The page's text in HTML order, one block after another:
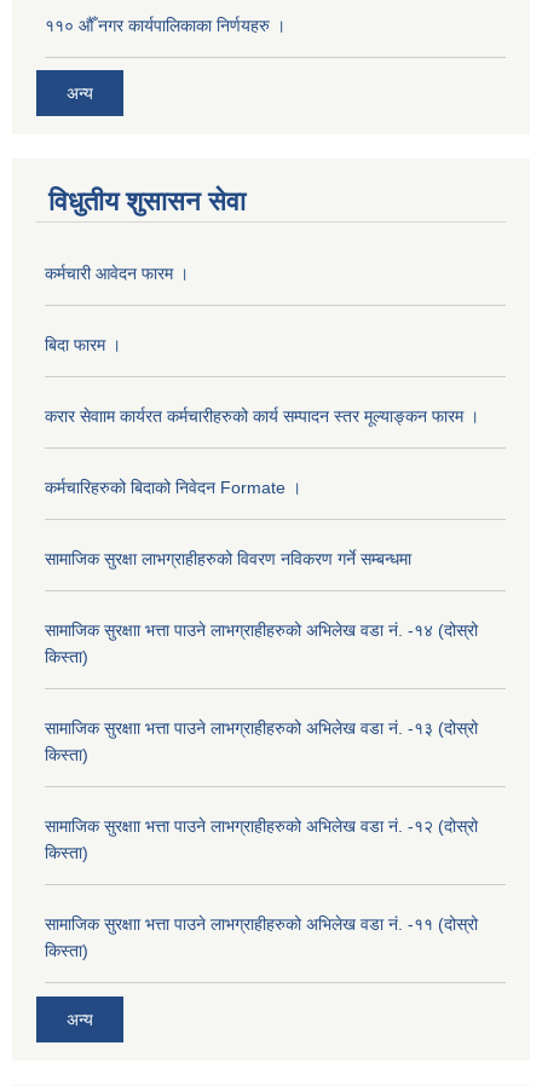
११० औँ नगर कार्यपालिकाका निर्णयहरु ।
अन्य
विधुतीय शुसासन सेवा
कर्मचारी आवेदन फारम ।
बिदा फारम ।
करार सेवााम कार्यरत कर्मचारीहरुको कार्य सम्पादन स्तर मूल्याङ्कन फारम ।
कर्मचारिहरुको बिदाको निवेदन Formate ।
सामाजिक सुरक्षा लाभग्राहीहरुको विवरण नविकरण गर्ने सम्बन्धमा
सामाजिक सुरक्षाा भत्ता पाउने लाभग्राहीहरुको अभिलेख वडा नं. -१४ (दोस्रो
किस्ता)
सामाजिक सुरक्षाा भत्ता पाउने लाभग्राहीहरुको अभिलेख वडा नं. -१३ (दोस्रो
किस्ता)
सामाजिक सुरक्षाा भत्ता पाउने लाभग्राहीहरुको अभिलेख वडा नं. -१२ (दोस्रो
किस्ता)
सामाजिक सुरक्षाा भत्ता पाउने लाभग्राहीहरुको अभिलेख वडा नं. -११ (दोस्रो
किस्ता)
अन्य